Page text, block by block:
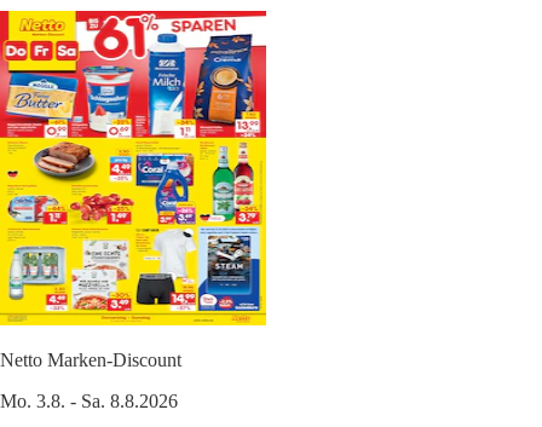
Netto Marken-Discount
Mo. 3.8. - Sa. 8.8.2026